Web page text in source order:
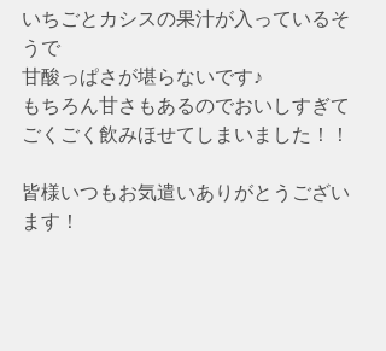
いちごとカシスの果汁が入っているそ
うで
甘酸っぱさが堪らないです♪
もちろん甘さもあるのでおいしすぎて
ごくごく飲みほせてしまいました！！
皆様いつもお気遣いありがとうござい
ます！